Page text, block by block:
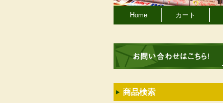
Home カート
商品検索